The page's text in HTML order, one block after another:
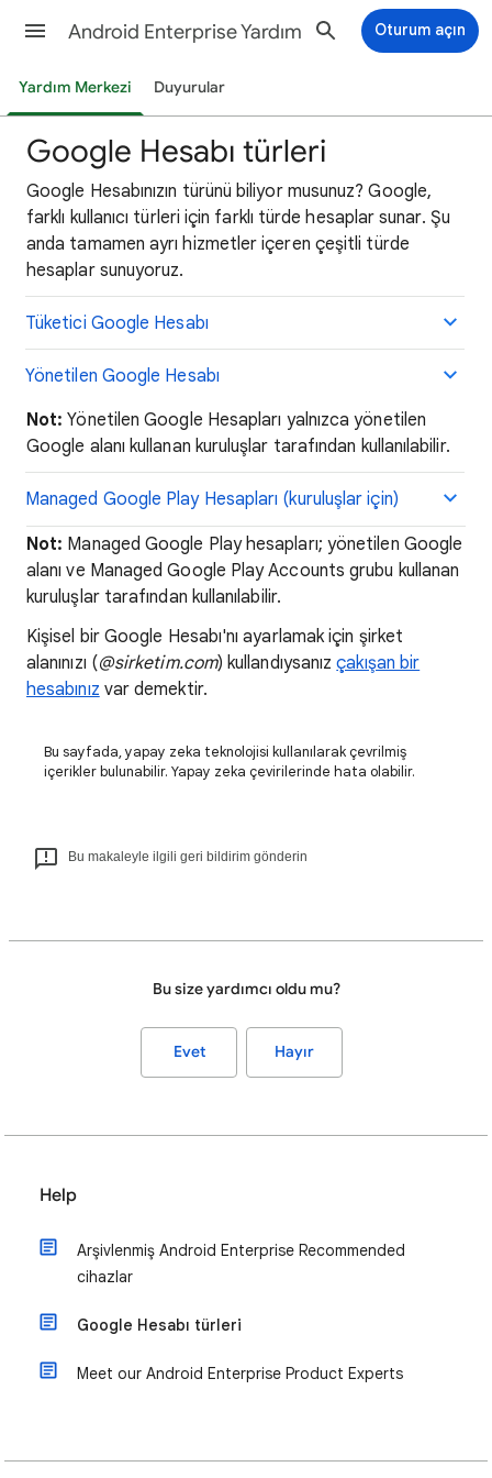
Android Enterprise Yardım Oturum açın
Yardım Merkezi Duyurular
Google Hesabı türleri
Google Hesabınızın türünü biliyor musunuz? Google,
farklı kullanıcı türleri için farklı türde hesaplar sunar. Şu
anda tamamen ayrı hizmetler içeren çeşitli türde
hesaplar sunuyoruz.
Tüketici Google Hesabı
Yönetilen Google Hesabı
Not: Yönetilen Google Hesapları yalnızca yönetilen
Google alanı kullanan kuruluşlar tarafından kullanılabilir.
Managed Google Play Hesapları (kuruluşlar için)
Not: Managed Google Play hesapları; yönetilen Google
alanı ve Managed Google Play Accounts grubu kullanan
kuruluşlar tarafından kullanılabilir.
Kişisel bir Google Hesabı'nı ayarlamak için şirket
alanınızı (@sirketim.com) kullandıysanızçakışan bir
hesabınız var demektir.
Bu sayfada, yapay zeka teknolojisi kullanılarak çevrilmiş
içerikler bulunabilir. Yapay zeka çevirilerinde hata olabilir.
Bu makaleyle ilgili geri bildirim gönderin
Bu size yardımcı oldu mu?
Evet Hayır
Help
Arşivlenmiş Android Enterprise Recommended
cihazlar
Google Hesabı türleri
Meet our Android Enterprise Product Experts